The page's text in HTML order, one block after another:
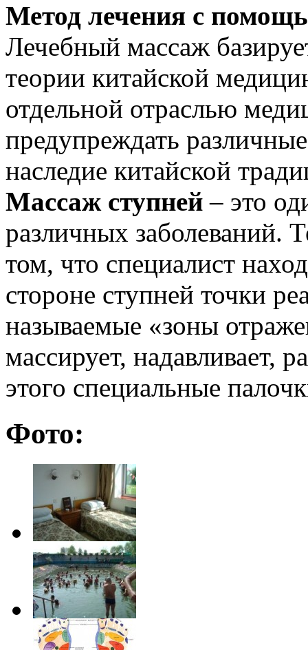
Метод лечения с
Лечебный массаж
теории китайской
отдельной отраслью
предупреждать
наследие китайской
Массаж ступней – это
различных заболеваний.
том, что специалист
стороне ступней точки
называемые «зоны
массирует, надавливает,
этого специальные
Фото: